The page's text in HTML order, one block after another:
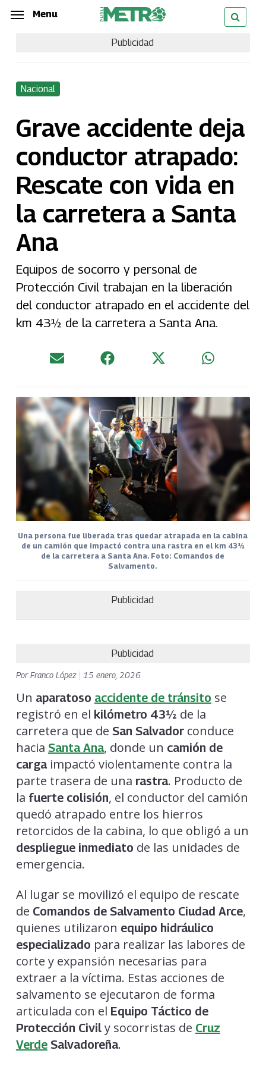
Skip
content
Menu
Publicidad
Nacional
Grave accidente deja
conductor atrapado:
Rescate con vida en
la carretera a Santa
Ana
Equipos de socorro y personal de
Protección Civil trabajan en la liberación
del conductor atrapado en el accidente del
km 43½ de la carretera a Santa Ana.
Una persona fue liberada tras quedar atrapada en la cabina
de un camión que impactó contra una rastra en el km 43½
de la carretera a Santa Ana. Foto: Comandos de
Salvamento.
Publicidad
Publicidad
PorFranco López 15 enero, 2026
Un aparatoso accidente de tránsito se
registró en el kilómetro 43½ de la
carretera que de San Salvadorconduce
hacia Santa Ana, donde un camión de
cargaimpactó violentamente contra la
parte trasera de una rastra. Producto de
la fuerte colisión, el conductor del camión
quedó atrapado entre los hierros
retorcidos de la cabina, lo que obligó a un
despliegue inmediato de las unidades de
emergencia.
Al lugar se movilizó el equipo de rescate
de Comandos de Salvamento Ciudad Arce,
quienes utilizaron equipo hidráulico
especializado para realizar las labores de
corte y expansión necesarias para
extraer a la víctima. Estas acciones de
salvamento se ejecutaron de forma
articulada con el Equipo Táctico de
Protección Civily socorristas de Cruz
VerdeSalvadoreña.
Menu